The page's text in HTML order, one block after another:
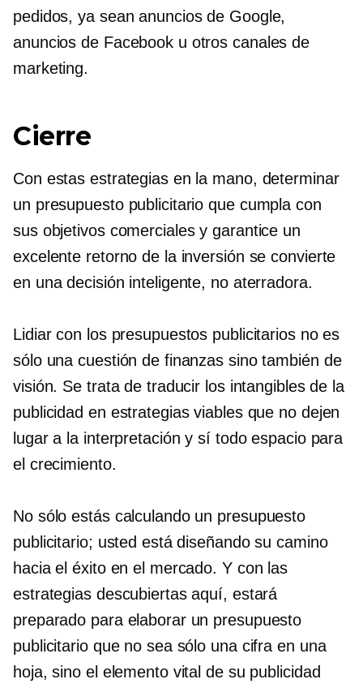
pedidos, ya sean anuncios de Google,
anuncios de Facebook u otros canales de
marketing.
Cierre
Con estas estrategias en la mano, determinar
un presupuesto publicitario que cumpla con
sus objetivos comerciales y garantice un
excelente retorno de la inversión se convierte
en una decisión inteligente, no aterradora.
Lidiar con los presupuestos publicitarios no es
sólo una cuestión de finanzas sino también de
visión. Se trata de traducir los intangibles de la
publicidad en estrategias viables que no dejen
lugar a la interpretación y sí todo espacio para
el crecimiento.
No sólo estás calculando un presupuesto
publicitario; usted está diseñando su camino
hacia el éxito en el mercado. Y con las
estrategias descubiertas aquí, estará
preparado para elaborar un presupuesto
publicitario que no sea sólo una cifra en una
hoja, sino el elemento vital de su publicidad